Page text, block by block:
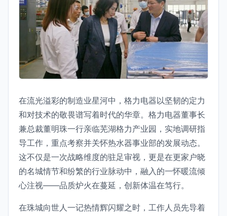
在流光溢彩的制造业星河中，格力电器以坚韧的定力
和对技术的敬畏谱写着时代的华章。格力电器董事长
兼总裁董明珠一行亲临芜湖格力产业园，实地调研指
导工作，重点考察并关怀热水器事业部的发展动态。
这不仅是一次战略维度的驻足审视，更是在更家户晓
的名城情节和纷繁的行业脉动中，融入的一怀暖流倾
心注视——品质炉火在蔓延，创新体温在笃行。
在珠城向世人一记热情辉闪耀之时，工作人员先导着